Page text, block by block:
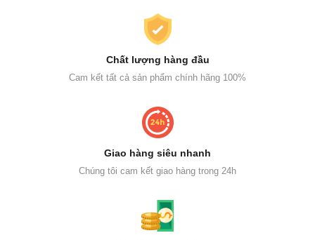
Chất lượng hàng đầu
Cam kết tất cả sản phẩm chính hãng 100%
Giao hàng siêu nhanh
Chúng tôi cam kết giao hàng trong 24h